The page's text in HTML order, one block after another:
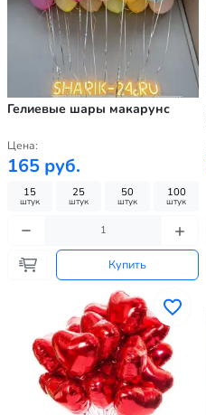
Гелиевые шары макарунс
Цена:
165 руб.
15
штук
25
штук
50
штук
100
штук
Купить